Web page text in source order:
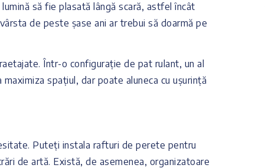
să fie plasată lângă scară, astfel încât
de peste șase ani ar trebui să doarmă pe
Într-o configurație de pat rulant, un al
spațiul, dar poate aluneca cu ușurință
Puteți instala rafturi de perete pentru
de artă. Există, de asemenea, organizatoare